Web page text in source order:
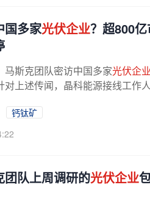
国多家光伏企业？超800
马斯克团队密访中国多家光伏企
对上述传闻，晶科能源接线工作
钙钛矿
团队上周调研的光伏企业